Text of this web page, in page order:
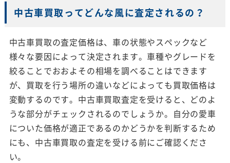
中古車買取ってどんな風に査定されるの？
中古車買取の査定価格は、車の状態やスペックなど
様々な要因によって決定されます。車種やグレードを
絞ることでおおよその相場を調べることはできます
が、買取を行う場所の違いなどによっても買取価格は
変動するのです。中古車買取査定を受けると、どのよ
うな部分がチェックされるのでしょうか。自分の愛車
についた価格が適正であるのかどうかを判断するため
にも、中古車買取の査定を受ける前にご確認くださ
い。